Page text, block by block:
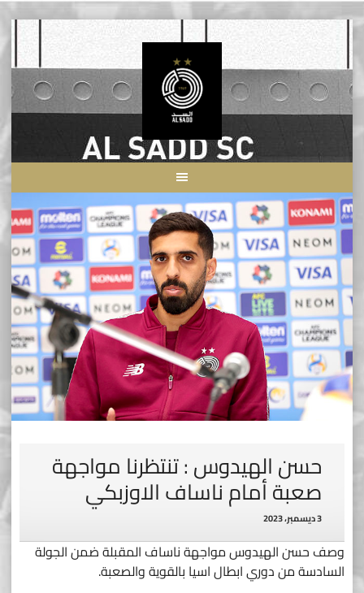
Skip
content
حسن الهيدوس : تنتظرنا مواجهة
صعبة أمام ناساف الاوزبكي
3 ديسمبر، 2023
وصف حسن الهيدوس مواجهة ناساف المقبلة ضمن الجولة
السادسة من دوري ابطال اسيا بالقوية والصعبة.